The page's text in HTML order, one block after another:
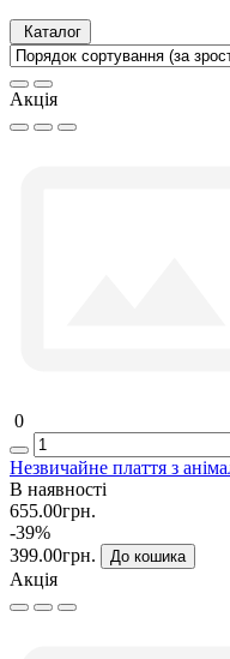
Каталог
Акція
0
Незвичайне плаття з
В наявності
655.00грн.
-39%
399.00грн.
До кошика
Акція